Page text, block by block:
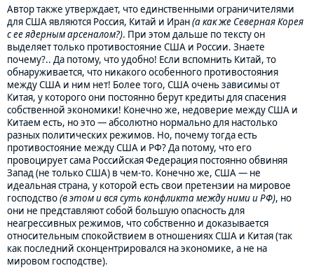
Автор также утверждает, что единственными ограничителями
для США являются Россия, Китай и Иран(а как же Северная Корея
с ее ядерным арсеналом?). При этом дальше по тексту он
выделяет только противостояние США и России. Знаете
почему?.. Да потому, что удобно! Если вспомнить Китай, то
обнаруживается, что никакого особенного противостояния
между США и ним нет! Более того, США очень зависимы от
Китая, у которого они постоянно берут кредиты для спасения
собственной экономики! Конечно же, недоверие между США и
Китаем есть, но это — абсолютно нормально для настолько
разных политических режимов. Но, почему тогда есть
противостояние между США и РФ? Да потому, что его
провоцирует сама Российская Федерация постоянно обвиняя
Запад (не только США) в чем-то. Конечно же, США — не
идеальная страна, у которой есть свои претензии на мировое
господство(в этом и вся суть конфликта между ними и РФ), но
они не представляют собой большую опасность для
неагрессивных режимов, что собственно и доказывается
относительным спокойствием в отношениях США и Китая (так
как последний сконцентрировался на экономике, а не на
мировом господстве).